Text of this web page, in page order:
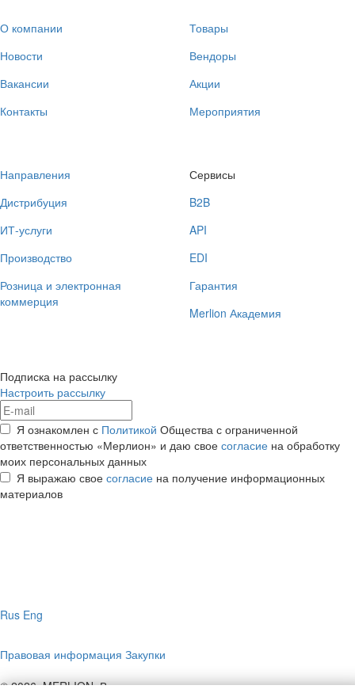
О компании
Новости
Вакансии
Контакты
Товары
Вендоры
Акции
Мероприятия
Направления
Дистрибуция
ИТ-услуги
Производство
Розница и электронная
коммерция
Сервисы
B2B
API
EDI
Гарантия
Merlion Академия
Подписка на рассылку
Настроить рассылку
Я ознакомлен с Политикой Общества с ограниченной
ответственностью «Мерлион» и даю свое согласие на обработку
моих персональных данных
Я выражаю свое согласие на получение информационных
материалов
Rus Eng
Правовая информация Закупки
© 2026, MERLION. Все права защищены.